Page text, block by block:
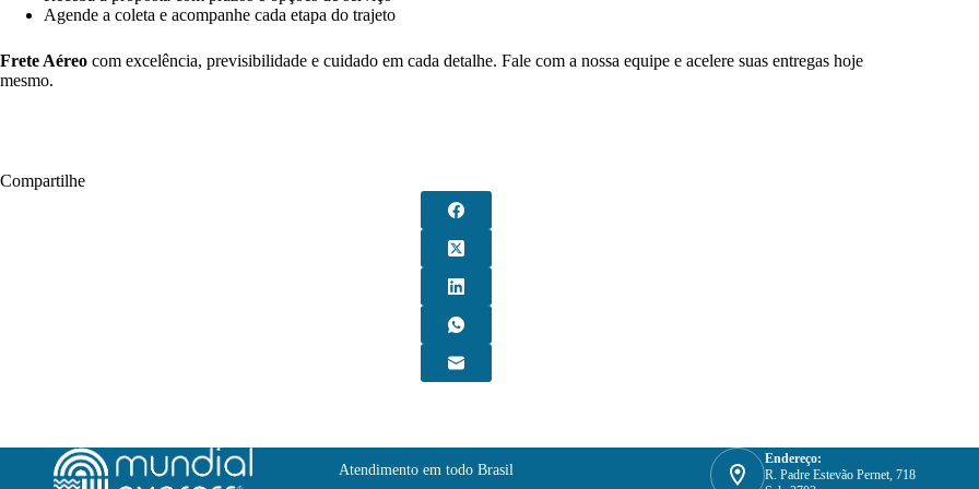
Agende a coleta e acompanhe cada etapa do trajeto
Frete Aéreo com excelência, previsibilidade e cuidado em cada detalhe. Fale com a nossa equipe e acelere suas entregas hoje
mesmo.
Compartilhe
Atendimento em todo Brasil
Endereço:
R. Padre Estevão Pernet, 718